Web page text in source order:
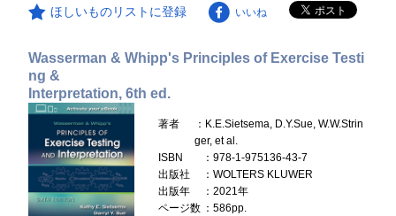
ほしいものリストに登録 いいね
Wasserman & Whipp's Principles of Exercise Testi
ng &
Interpretation, 6th ed.
著者
：K.E.Sietsema, D.Y.Sue, W.W.Strin
ger, et al.
ISBN
：978-1-975136-43-7
出版社
：WOLTERS KLUWER
出版年
：2021年
ページ数 ：586pp.